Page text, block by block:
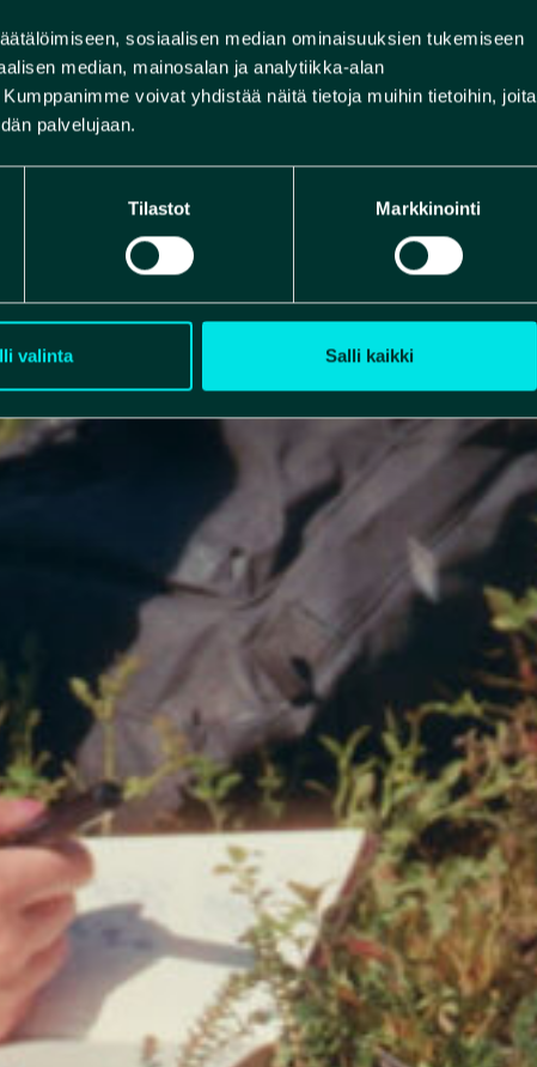
sosiaalisen median ominaisuuksien tukemiseen
median, mainosalan ja analytiikka-alan
voivat yhdistää näitä tietoja muihin tietoihin, joita
palvelujaan.
Tilastot Markkinointi
valinta Salli kaikki